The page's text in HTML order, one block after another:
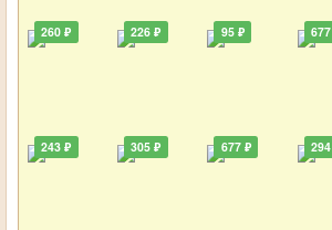
260 ₽
243 ₽
226 ₽
305 ₽
95 ₽
677 ₽